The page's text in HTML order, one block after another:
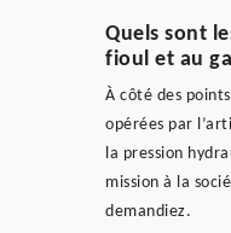
Quels sont
fioul et au
À côté des
opérées par
la pression
mission à la
demandiez.